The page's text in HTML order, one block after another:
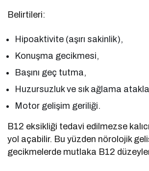
Belirtileri:
Hipoaktivite (aşırı sakinlik),
Konuşma gecikmesi,
Başını geç tutma,
Huzursuzluk ve sık ağlama
Motor gelişim geriliği.
B12 eksikliği tedavi edilmezse
yol açabilir. Bu yüzden nörolojik
gecikmelerde mutlaka B12